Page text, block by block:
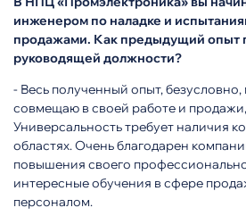
инженером по наладке и
продажами. Как предыдущий опыт
руководящей должности?
- Весь полученный опыт, безусловно,
совмещаю в своей работе и
Универсальность требует наличия
областях. Очень благодарен
повышения своего
интересные обучения в сфере
персоналом.